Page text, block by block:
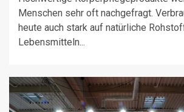
Menschen sehr oft nachgefragt.
heute auch stark auf natürliche
Lebensmitteln...